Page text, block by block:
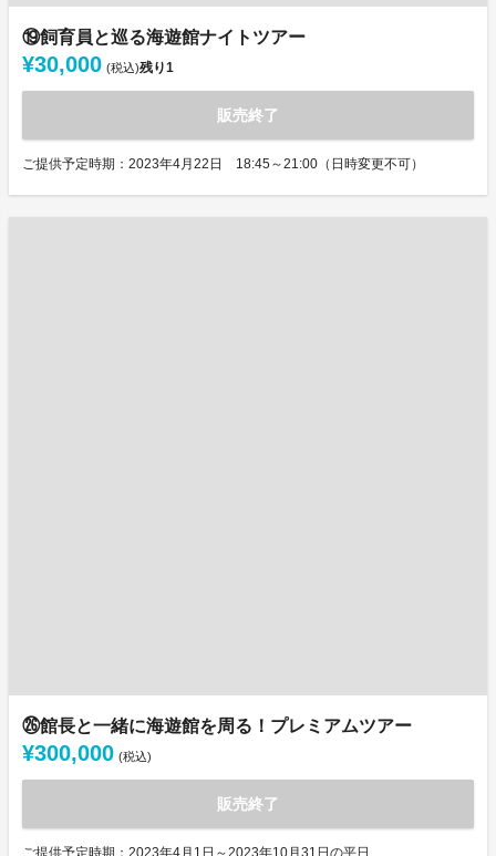
⑲飼育員と巡る海遊館ナイトツアー
¥30,000 (税込)残り1
販売終了
ご提供予定時期：2023年4月22日 18:45～21:00（日時変更不可）
㉖館長と一緒に海遊館を周る！プレミアムツアー
¥300,000 (税込)
販売終了
ご提供予定時期：2023年4月1日～2023年10月31日の平日